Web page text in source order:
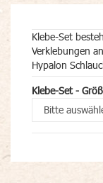
Klebe-Set
Verklebungen
Hypalon
Klebe-Set -